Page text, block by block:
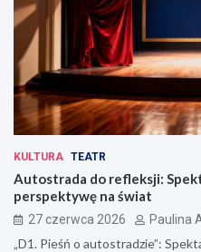
KULTURA TEATR
Autostrada do refleksji:
perspektywę na świat
27 czerwca 2026 Paulina
„D1. Pieśń o autostradzie”: